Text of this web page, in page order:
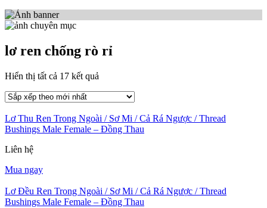
lơ ren chống rò rỉ
Hiển thị tất cả 17 kết quả
mới
nhất
Lơ Thu Ren Trong Ngoài / Sơ Mi / Cả Rá Ngược / Thread
Bushings Male Female – Đồng Thau
Liên hệ
Mua ngay
Lơ Đều Ren Trong Ngoài / Sơ Mi / Cả Rá Ngược / Thread
Bushings Male Female – Đồng Thau